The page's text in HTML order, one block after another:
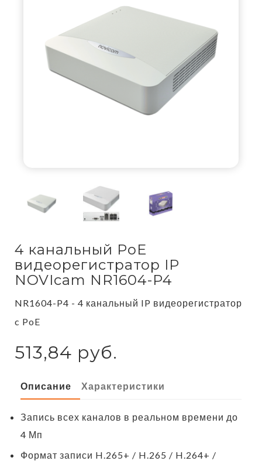
4 канальный PoE
видеорегистратор IP
NOVIcam NR1604-P4
NR1604-P4 - 4 канальный IP видеорегистратор
c PoE
513,84 руб.
Описание Характеристики
Запись всех каналов в реальном времени до
4 Мп
Формат записи H.265+ / H.265 / H.264+ /